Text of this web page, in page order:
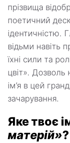
прізвища
поетичний
ідентичністю.
відьми навіть
їхні сили та
цвіт».
ім’я в цей
зачарування.
Яке твоє
матерій»?